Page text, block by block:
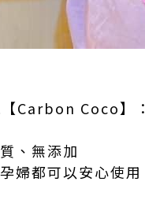
Carbon Coco】：
、無添加
婦都可以安心使用